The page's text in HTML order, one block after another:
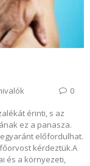
0
érinti, s az
ez a panasza.
előfordulhat.
kérdeztük.A
és a környezeti,